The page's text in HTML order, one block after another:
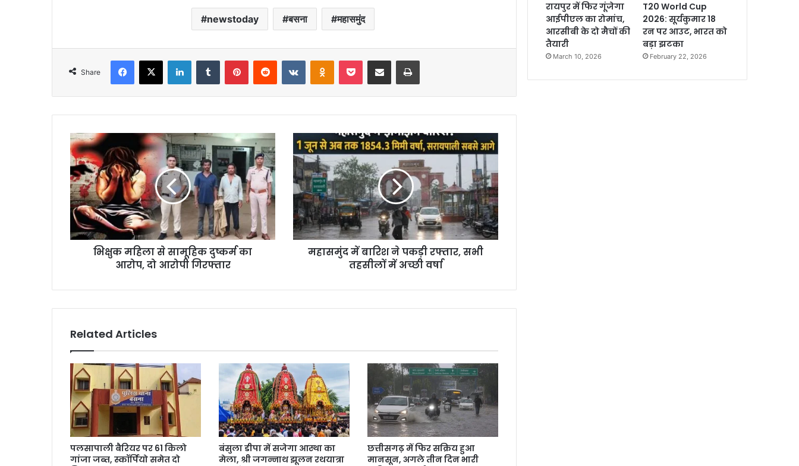
newstoday बसना महासमुंद
Share
Facebook
X LinkedInTumblr PinterestReddit VKontakteOdnoklassniki
Pocket Share via Email Print
भिक्षुक महिला से सामूहिक दुष्कर्म का
आरोप, दो आरोपी गिरफ्तार
महासमुंद में बारिश ने पकड़ी रफ्तार, सभी
तहसीलों में अच्छी वर्षा
Related Articles
पलसापाली बैरियर पर 61 किलो
गांजा जब्त, स्कॉर्पियो समेत दो
बंसुला डीपा में सजेगा आस्था का
मेला, श्री जगन्नाथ झूलन रथयात्रा
छत्तीसगढ़ में फिर सक्रिय हुआ
मानसून, अगले तीन दिन भारी
रायपुर में फिर गूंजेगा
आईपीएल का रोमांच,
आरसीबी के दो मैचों की
तैयारी
March 10, 2026
T20 World Cup
2026: सूर्यकुमार 18
रन पर आउट, भारत को
बड़ा झटका
February 22, 2026